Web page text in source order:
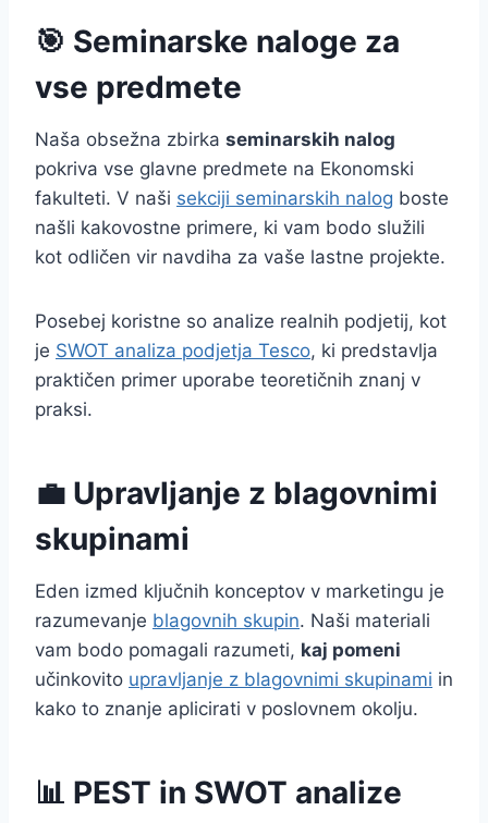
🎯 Seminarske naloge za
vse predmete
Naša obsežna zbirka seminarskih nalog
pokriva vse glavne predmete na Ekonomski
fakulteti. V naši sekciji seminarskih nalog boste
našli kakovostne primere, ki vam bodo služili
kot odličen vir navdiha za vaše lastne projekte.
Posebej koristne so analize realnih podjetij, kot
je SWOT analiza podjetja Tesco, ki predstavlja
praktičen primer uporabe teoretičnih znanj v
praksi.
💼 Upravljanje z blagovnimi
skupinami
Eden izmed ključnih konceptov v marketingu je
razumevanje blagovnih skupin. Naši materiali
vam bodo pomagali razumeti, kaj pomeni
učinkovito upravljanje z blagovnimi skupinami in
kako to znanje aplicirati v poslovnem okolju.
📊 PEST in SWOT analize